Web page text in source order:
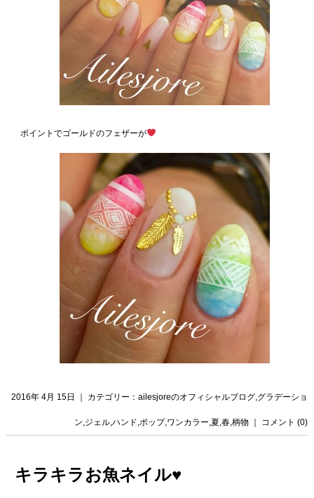
ポイントでゴールドのフェザーが
2016年 4月 15日 ｜ カテゴリー：ailesjoreのオフィシャルブログ,グラデーショ
ン,ジェル,ハンド,ポップ,ワンカラー,夏,春,柄物 コメント (0)
キラキラお魚ネイル♥️